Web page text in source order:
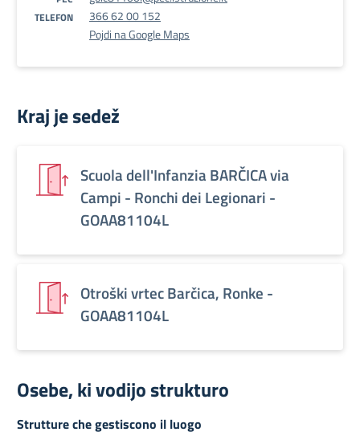
TELEFON
366 62 00 152
Pojdi na Google Maps
Kraj je sedež
Scuola dell'Infanzia BARČICA via
Campi - Ronchi dei Legionari -
GOAA81104L
Otroški vrtec Barčica, Ronke -
GOAA81104L
Osebe, ki vodijo strukturo
Strutture che gestiscono il luogo